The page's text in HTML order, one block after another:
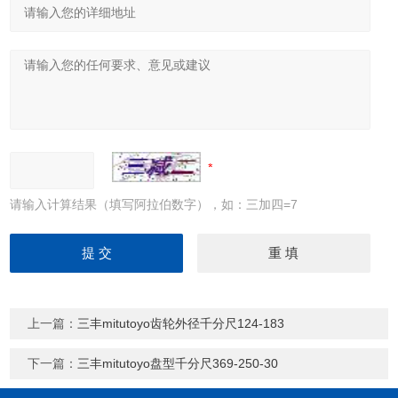
请输入计算结果（填写阿拉伯数字），如：三加四=7
上一篇： 三丰mitutoyo齿轮外径千分尺124-183
下一篇： 三丰mitutoyo盘型千分尺369-250-30